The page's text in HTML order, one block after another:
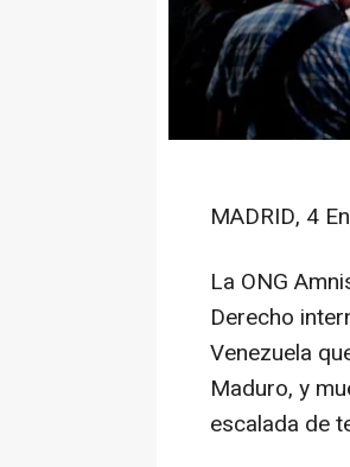
MADRID, 4
La ONG
Derecho
Venezuela
Maduro, y
escalada de